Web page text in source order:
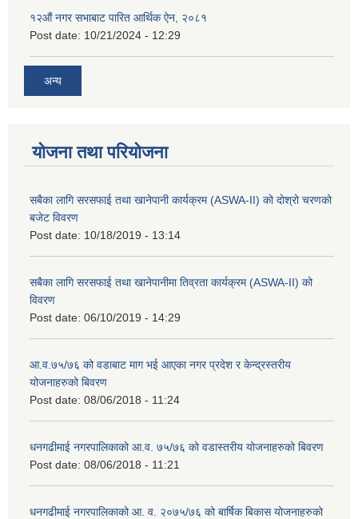
१२औं नगर सभाबाट पारित आर्थिक ऐन, २०८१
Post date: 10/21/2024 - 12:29
अन्य
योजना तथा परियोजना
सबैका लागि सरसफाई तथा खानेपानी कार्यक्रम (ASWA-II) को दोश्रो चरणको
बजेट विवरण
Post date: 10/18/2019 - 13:14
सबैका लागि सरसफाई तथा खानेपानीमा तिव्रता कार्यक्रम (ASWA-II) को
विवरण
Post date: 06/10/2019 - 14:29
आ.व.७५/७६ को वडाबाट माग भई आएका नगर प्रदेश र केन्द्रस्तरीय
योजनाहरुको बिवरण
Post date: 08/06/2018 - 11:24
धनगढीमाई नगरपालिकाको आ.व. ७५/७६ को वडास्तरीय योजनाहरुको बिवरण
Post date: 08/06/2018 - 11:21
धनगढीमाई नगरपालिकाको आ. व. २०७५/७६ को बार्षिक बिकास योजनाहरुको